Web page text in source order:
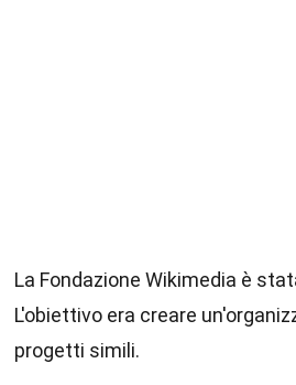
La Fondazione Wikimedia è
L'obiettivo era creare
progetti simili.